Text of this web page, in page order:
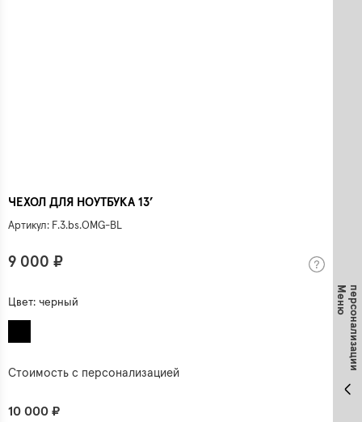
ЧЕХОЛ ДЛЯ НОУТБУКА 13’
Артикул: F.3.bs.OMG-BL
9 000 ₽
Цвет: черный
Стоимость с персонализацией
10 000 ₽
М
е
н
ю
п
е
р
с
о
н
а
л
и
з
а
ц
ии